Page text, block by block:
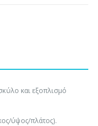
και εξοπλισμό
ύψος/πλάτος).